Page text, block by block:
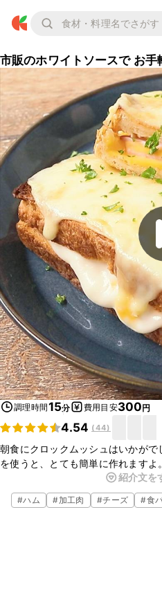
市販のホワイトソースで お手
調理時間15分 費用目安300円
4.54 (44)
朝食にクロックムッシュはいかが
を使うと、とても簡単に作れます
旨味たっぷりのハム、とろーり濃
抜群なので、ぜひお試しくださいね
紹介文を
#ハム #加工肉 #チーズ #食